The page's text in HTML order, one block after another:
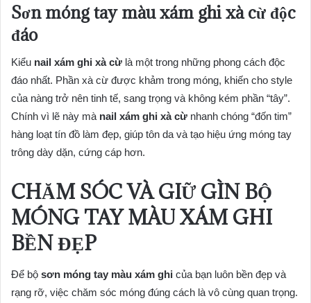
Sơn móng tay màu xám ghi xà cừ độc
đáo
Kiểu nail xám ghi xà cừ là một trong những phong cách độc
đáo nhất. Phần xà cừ được khảm trong móng, khiến cho style
của nàng trở nên tinh tế, sang trọng và không kém phần “tây”.
Chính vì lẽ này mà nail xám ghi xà cừ nhanh chóng “đốn tim”
hàng loạt tín đồ làm đẹp, giúp tôn da và tạo hiệu ứng móng tay
trông dày dặn, cứng cáp hơn.
CHĂM SÓC VÀ GIỮ GÌN BỘ
MÓNG TAY MÀU XÁM GHI
BỀN ĐẸP
Để bộ sơn móng tay màu xám ghi của bạn luôn bền đẹp và
rạng rỡ, việc chăm sóc móng đúng cách là vô cùng quan trọng.